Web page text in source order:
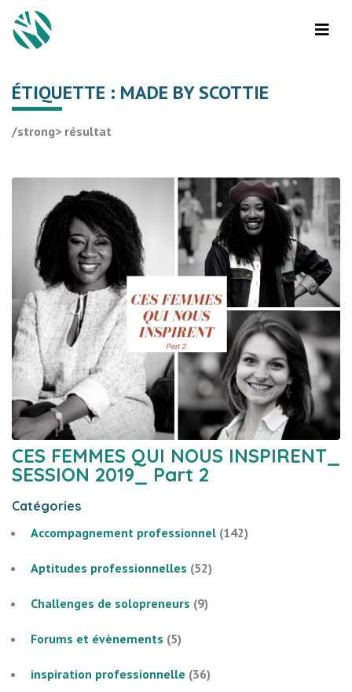
ÉTIQUETTE : MADE BY SCOTTIE
/strong> résultat
CES FEMMES QUI NOUS INSPIRENT_
SESSION 2019_ Part 2
Catégories
Accompagnement professionnel (142)
Aptitudes professionnelles (52)
Challenges de solopreneurs (9)
Forums et évènements (5)
inspiration professionnelle (36)